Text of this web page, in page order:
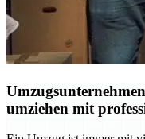
umziehen mit